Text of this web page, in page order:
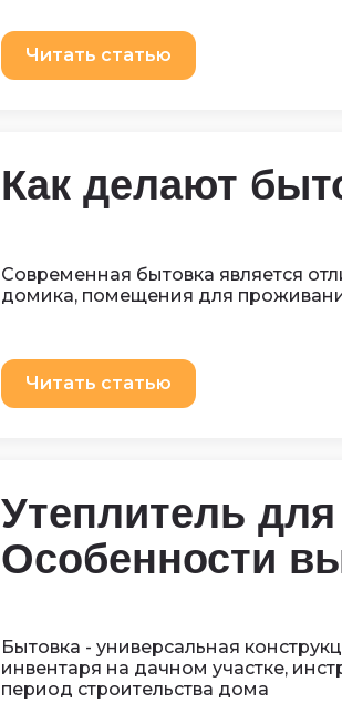
Читать статью
Как делают
Современная бытовка является
домика, помещения для
Читать статью
Утеплитель
Особенности
Бытовка - универсальная
инвентаря на дачном участке,
период строительства дома